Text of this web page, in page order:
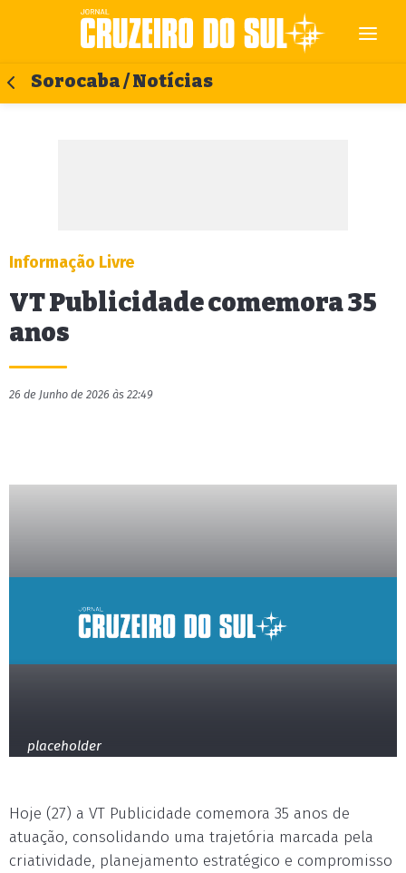
Sorocaba / Notícias
Informação Livre
VT Publicidade comemora 35
anos
26 de Junho de 2026 às 22:49
placeholder
Hoje (27) a VT Publicidade comemora 35 anos de
atuação, consolidando uma trajetória marcada pela
criatividade, planejamento estratégico e compromisso